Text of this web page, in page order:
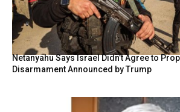
Netanyahu Says Israel Didn’t Agree to
Disarmament Announced by Trump